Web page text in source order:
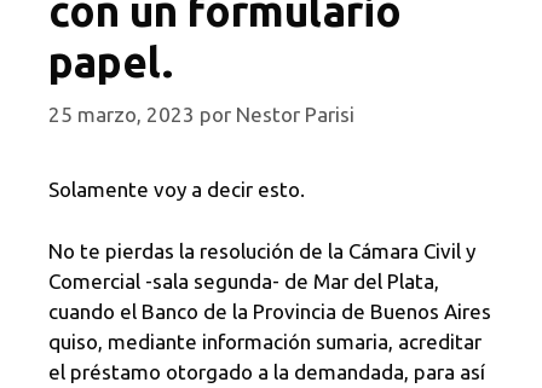
con un formulario
papel.
25 marzo, 2023 por Nestor Parisi
Solamente voy a decir esto.
No te pierdas la resolución de la Cámara Civil y
Comercial -sala segunda- de Mar del Plata,
cuando el Banco de la Provincia de Buenos Aires
quiso, mediante información sumaria, acreditar
el préstamo otorgado a la demandada, para así